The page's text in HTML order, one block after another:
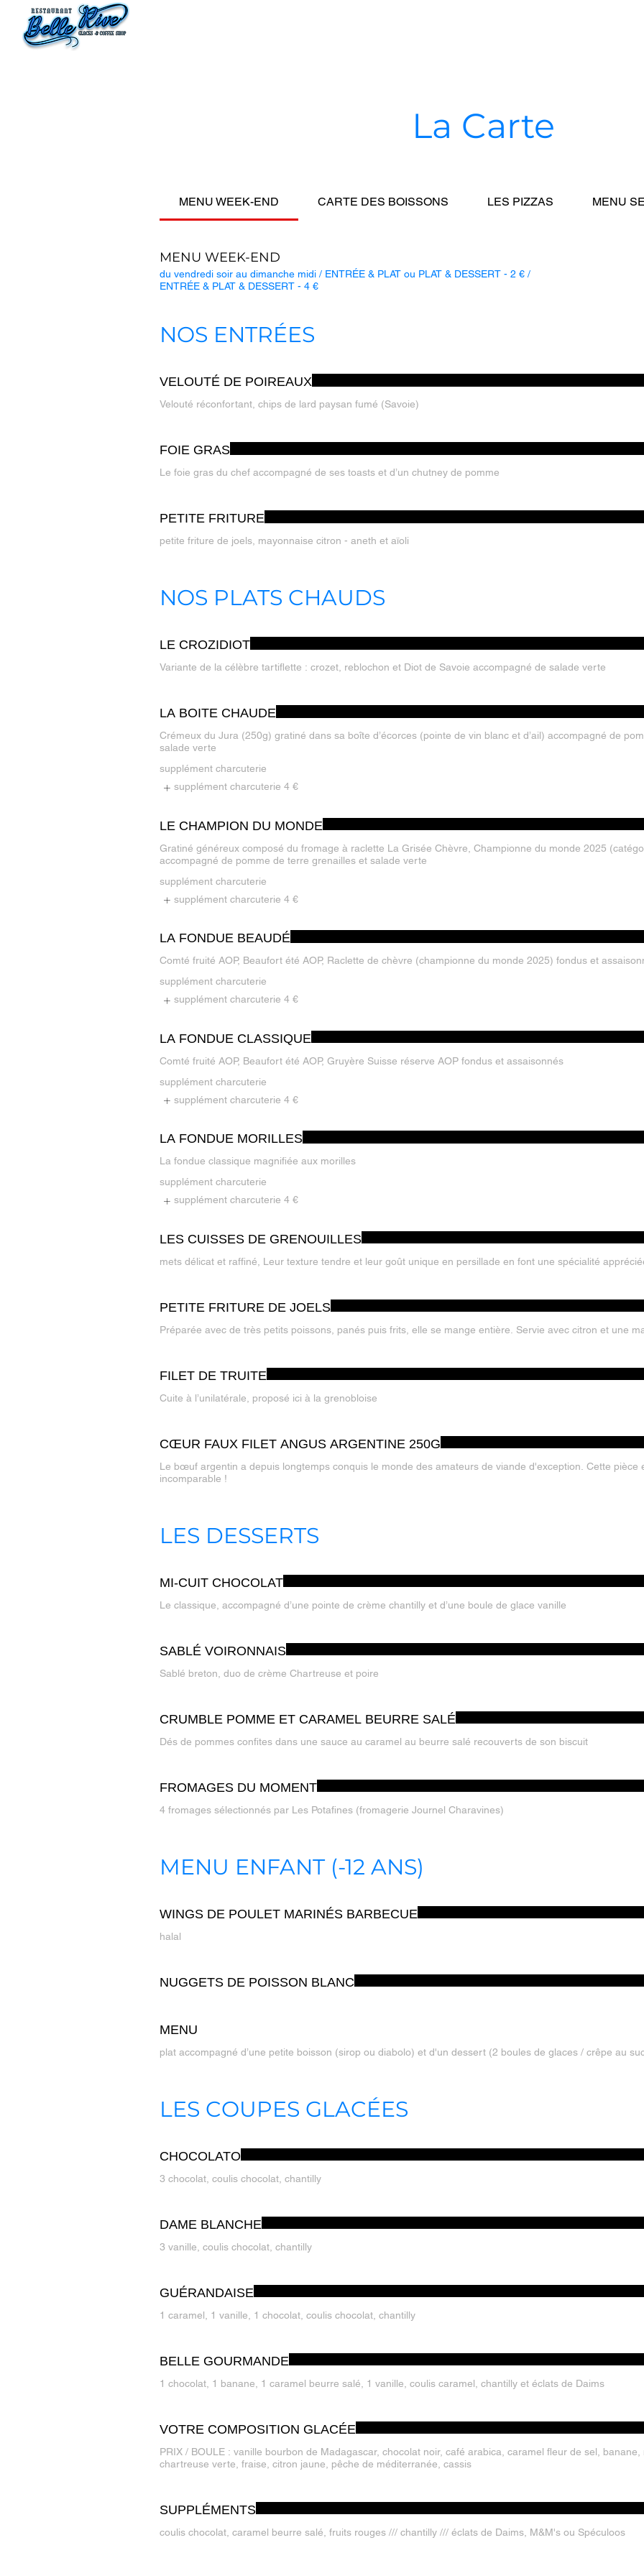
La Carte
MENU WEEK-END CARTE DES BOISSONS LES PIZZAS MENU
MENU WEEK-END
du vendredi soir au dimanche midi / ENTRÉE & PLAT ou PLAT & DESSERT - 2 € /
NOS ENTRÉES
VELOUTÉ DE POIREAUX
Velouté réconfortant, chips de lard paysan fumé (Savoie)
FOIE GRAS
Le foie gras du chef accompagné de ses toasts et d’un chutney de pomme
PETITE FRITURE
petite friture de joels, mayonnaise citron - aneth et aïoli
NOS PLATS CHAUDS
LE CROZIDIOT
Variante de la célèbre tartiflette : crozet, reblochon et Diot de Savoie accompagné de salade verte
LA BOITE CHAUDE
Crémeux du Jura (250g) gratiné dans sa boîte d’écorces (pointe de vin blanc et d’ail) accompagné de
salade verte
supplément charcuterie
supplément charcuterie 4 €
LE CHAMPION DU MONDE
Gratiné généreux composé du fromage à raclette La Grisée Chèvre, Championne du monde 2025
accompagné de pomme de terre grenailles et salade verte
supplément charcuterie
supplément charcuterie 4 €
LA FONDUE BEAUDÉ
Comté fruité AOP, Beaufort été AOP, Raclette de chèvre (championne du monde 2025) fondus et
supplément charcuterie
supplément charcuterie 4 €
LA FONDUE CLASSIQUE
Comté fruité AOP, Beaufort été AOP, Gruyère Suisse réserve AOP fondus et assaisonnés
supplément charcuterie
supplément charcuterie 4 €
LA FONDUE MORILLES
La fondue classique magnifiée aux morilles
supplément charcuterie
supplément charcuterie 4 €
LES CUISSES DE GRENOUILLES
mets délicat et raffiné, Leur texture tendre et leur goût unique en persillade en font une spécialité
PETITE FRITURE DE JOELS
Préparée avec de très petits poissons, panés puis frits, elle se mange entière. Servie avec citron et une
FILET DE TRUITE
Cuite à l’unilatérale, proposé ici à la grenobloise
CŒUR FAUX FILET ANGUS ARGENTINE 250G
Le bœuf argentin a depuis longtemps conquis le monde des amateurs de viande d'exception. Cette pièce
incomparable !
LES DESSERTS
MI-CUIT CHOCOLAT
Le classique, accompagné d’une pointe de crème chantilly et d’une boule de glace vanille
SABLÉ VOIRONNAIS
Sablé breton, duo de crème Chartreuse et poire
CRUMBLE POMME ET CARAMEL BEURRE SALÉ
Dés de pommes confites dans une sauce au caramel au beurre salé recouverts de son biscuit
FROMAGES DU MOMENT
4 fromages sélectionnés par Les Potafines (fromagerie Journel Charavines)
MENU ENFANT (-12 ANS)
WINGS DE POULET MARINÉS BARBECUE
halal
NUGGETS DE POISSON BLANC
MENU
LES COUPES GLACÉES
CHOCOLATO
3 chocolat, coulis chocolat, chantilly
DAME BLANCHE
3 vanille, coulis chocolat, chantilly
GUÉRANDAISE
1 caramel, 1 vanille, 1 chocolat, coulis chocolat, chantilly
BELLE GOURMANDE
1 chocolat, 1 banane, 1 caramel beurre salé, 1 vanille, coulis caramel, chantilly et éclats de Daims
VOTRE COMPOSITION GLACÉE
PRIX / BOULE : vanille bourbon de Madagascar, chocolat noir, café arabica, caramel fleur de sel, banane, nutty (façon pâte à tartiner),
chartreuse verte, fraise, citron jaune, pêche de méditerranée, cassis
SUPPLÉMENTS
coulis chocolat, caramel beurre salé, fruits rouges /// chantilly /// éclats de Daims, M&M's ou Spéculoos